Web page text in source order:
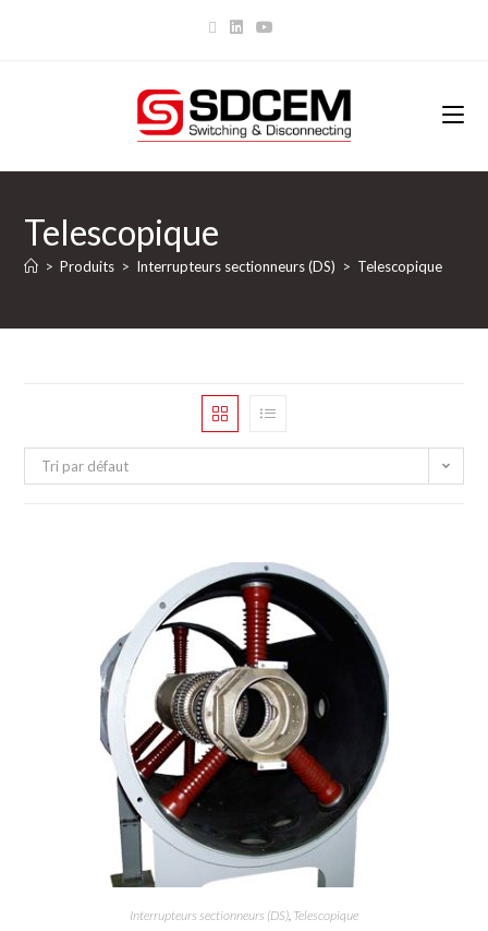
Telescopique
> Produits > Interrupteurs sectionneurs (DS) > Telescopique
Tri par défaut
Interrupteurs sectionneurs (DS), Telescopique